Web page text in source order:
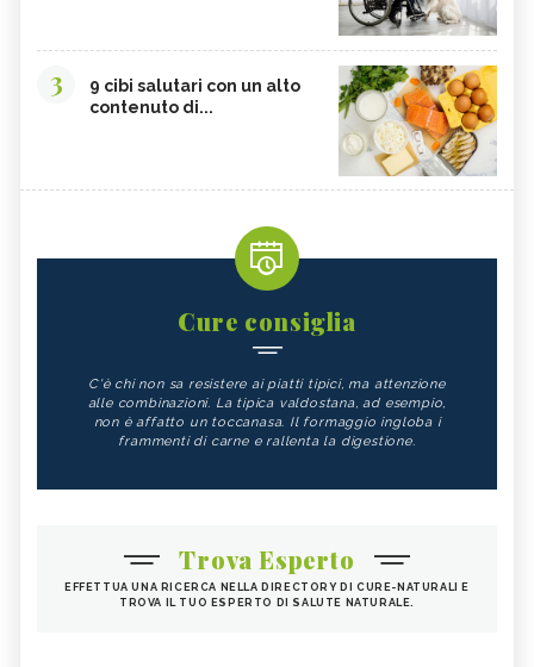
3
9 cibi salutari con un alto
contenuto di...
Cure consiglia
C'è chi non sa resistere ai piatti tipici, ma attenzione
alle combinazioni. La tipica valdostana, ad esempio,
non è affatto un toccanasa. Il formaggio ingloba i
frammenti di carne e rallenta la digestione.
Trova Esperto
EFFETTUA UNA RICERCA NELLA DIRECTORY DI CURE-NATURALI E
TROVA IL TUO ESPERTO DI SALUTE NATURALE.